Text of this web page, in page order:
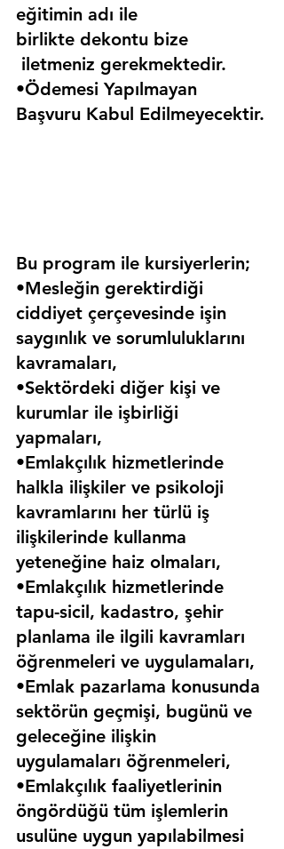
eğitimin adı ile
birlikte dekontu bize
iletmeniz gerekmektedir.
•Ödemesi Yapılmayan
Başvuru Kabul Edilmeyecektir.
Bu program ile kursiyerlerin;
•Mesleğin gerektirdiği
ciddiyet çerçevesinde işin
saygınlık ve sorumluluklarını
kavramaları,
•Sektördeki diğer kişi ve
kurumlar ile işbirliği
yapmaları,
•Emlakçılık hizmetlerinde
halkla ilişkiler ve psikoloji
kavramlarını her türlü iş
ilişkilerinde kullanma
yeteneğine haiz olmaları,
•Emlakçılık hizmetlerinde
tapu-sicil, kadastro, şehir
planlama ile ilgili kavramları
öğrenmeleri ve uygulamaları,
•Emlak pazarlama konusunda
sektörün geçmişi, bugünü ve
geleceğine ilişkin
uygulamaları öğrenmeleri,
•Emlakçılık faaliyetlerinin
öngördüğü tüm işlemlerin
usulüne uygun yapılabilmesi